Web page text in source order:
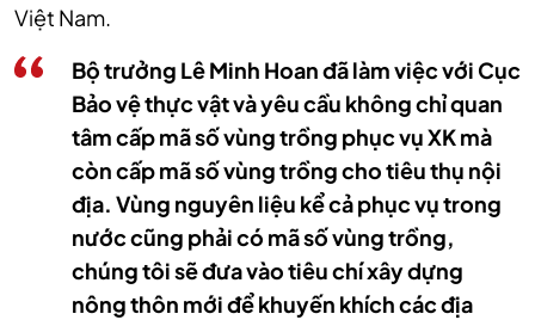
Việt Nam.
Bộ trưởng Lê Minh Hoan đã làm việc với Cục
Bảo vệ thực vật và yêu cầu không chỉ quan
tâm cấp mã số vùng trồng phục vụ XK mà
còn cấp mã số vùng trồng cho tiêu thụ nội
địa. Vùng nguyên liệu kể cả phục vụ trong
nước cũng phải có mã số vùng trồng,
chúng tôi sẽ đưa vào tiêu chí xây dựng
nông thôn mới để khuyến khích các địa